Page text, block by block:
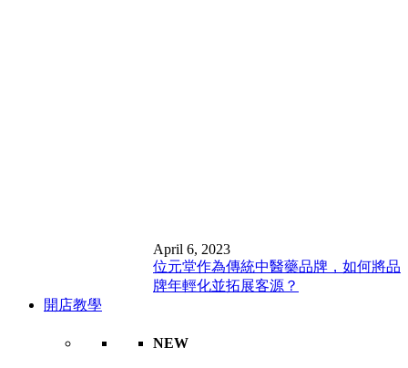
April 6, 2023
位元堂作為傳統中醫藥品牌，如何將品
牌年輕化並拓展客源？
開店教學
NEW